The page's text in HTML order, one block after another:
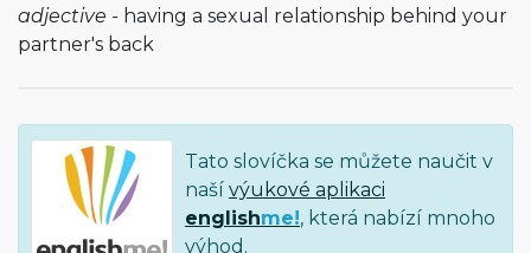
adjective - having a sexual relationship behind your
partner's back
Tato slovíčka se můžete naučit v
naší výukové aplikaci
englishme!, která nabízí mnoho
výhod.